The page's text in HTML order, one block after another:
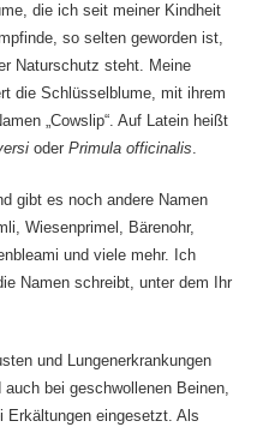
die ich seit meiner Kindheit
so selten geworden ist,
Naturschutz steht. Meine
die Schlüsselblume, mit ihrem
„Cowslip“. Auf Latein heißt
oder Primula officinalis.
gibt es noch andere Namen
Wiesenprimel, Bärenohr,
und viele mehr. Ich
Namen schreibt, unter dem Ihr
und Lungenerkrankungen
bei geschwollenen Beinen,
Erkältungen eingesetzt. Als